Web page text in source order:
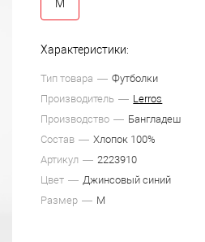
M
Характеристики:
Тип товара
Футболки
Производитель
Lerros
Производство
Бангладеш
Состав
Хлопок 100%
Артикул
2223910
Цвет
Джинсовый синий
Размер
M